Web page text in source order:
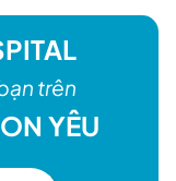
trên
YÊU